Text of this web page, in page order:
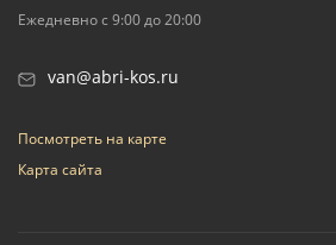
Ежедневно с 9:00 до 20:00
van@abri-kos.ru
Посмотреть на карте
Карта сайта